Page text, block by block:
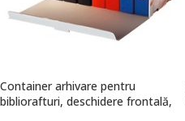
Container arhivare pentru
bibliorafturi, deschidere frontală,